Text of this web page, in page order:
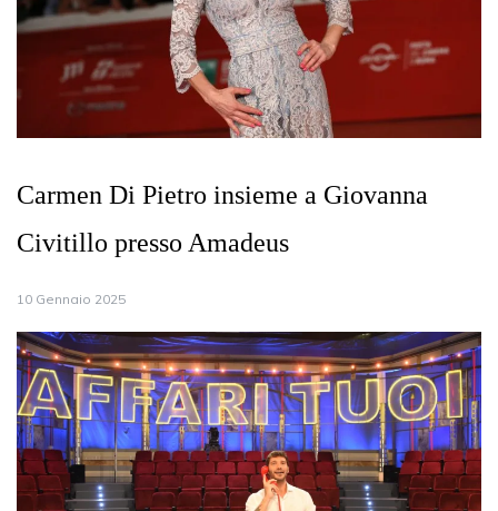
Carmen Di Pietro insieme a Giovanna
Civitillo presso Amadeus
10 Gennaio 2025